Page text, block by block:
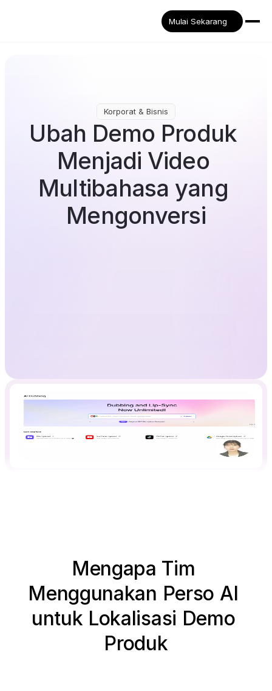
Mulai Sekarang
Korporat & Bisnis
Ubah Demo Produk
Menjadi Video
Multibahasa yang
Mengonversi
Terjemahkan dan alih suara demo produk
Mengapa Tim
Menggunakan Perso AI
untuk Lokalisasi Demo
Produk